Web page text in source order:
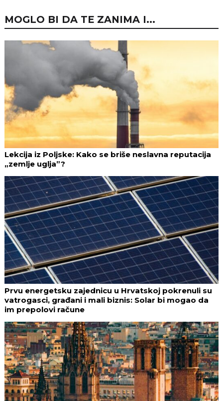
MOGLO BI DA TE ZANIMA I...
Lekcija iz Poljske: Kako se briše neslavna reputacija
„zemlje uglja”?
Prvu energetsku zajednicu u Hrvatskoj pokrenuli su
vatrogasci, građani i mali biznis: Solar bi mogao da
im prepolovi račune